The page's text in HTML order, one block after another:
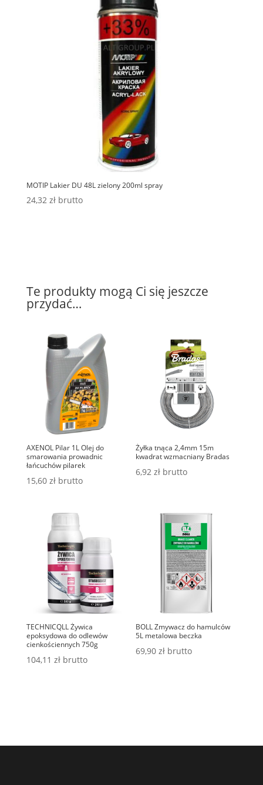
MOTIP Lakier DU 48L zielony 200ml spray
24,32 zł brutto
Te produkty mogą Ci się jeszcze
przydać…
AXENOL Pilar 1L Olej do
smarowania prowadnic
łańcuchów pilarek
15,60 zł brutto
Żyłka tnąca 2,4mm 15m
kwadrat wzmacniany Bradas
6,92zł brutto
TECHNICQLL Żywica
epoksydowa do odlewów
cienkościennych 750g
104,11 zł brutto
BOLL Zmywacz do hamulców
5L metalowa beczka
69,90zł brutto